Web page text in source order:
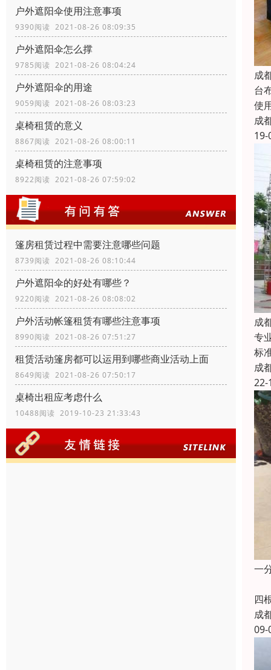
户外遮阳伞使用注意事项
9390阅读 2021-08-26 08:09:35
户外遮阳伞怎么撑
9785阅读 2021-08-26 08:04:24
户外遮阳伞的用途
9059阅读 2021-08-26 08:03:23
桌椅租赁的意义
8867阅读 2021-08-26 08:00:11
桌椅租赁的注意事项
8922阅读 2021-08-26 07:59:02
篷房租赁过程中需要注意哪些问题
8739阅读 2021-08-26 08:10:44
户外遮阳伞的好处有哪些？
9220阅读 2021-08-26 08:08:02
户外活动帐篷租赁有哪些注意事项
8990阅读 2021-08-26 07:51:27
租赁活动篷房都可以运用到哪些商业活动上面
8649阅读 2021-08-26 07:50:17
桌椅出租应考虑什么
10488阅读 2019-10-23 21:33:43
成
台
使
成
19-
成
专
标
成
22-
一
四
成
09-